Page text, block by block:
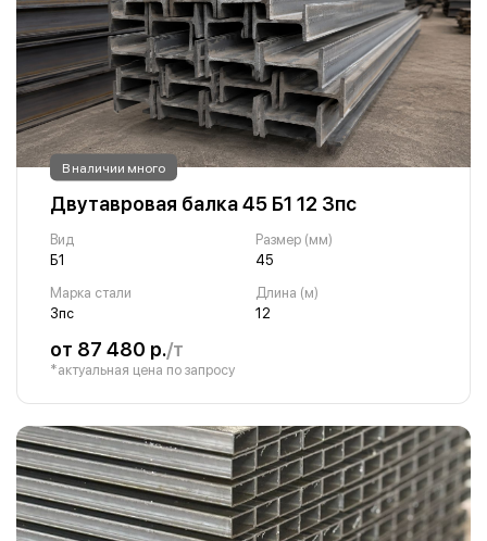
В наличии много
Двутавровая балка 45 Б1 12 3пс
Вид
Б1
Размер (мм)
45
Марка стали
3пс
Длина (м)
12
от 87 480 р./т
*актуальная цена по запросу